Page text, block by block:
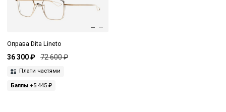
Оправа Dita Lineto
36 300 ₽ 72 600 ₽
Плати частями
Баллы +5 445 ₽